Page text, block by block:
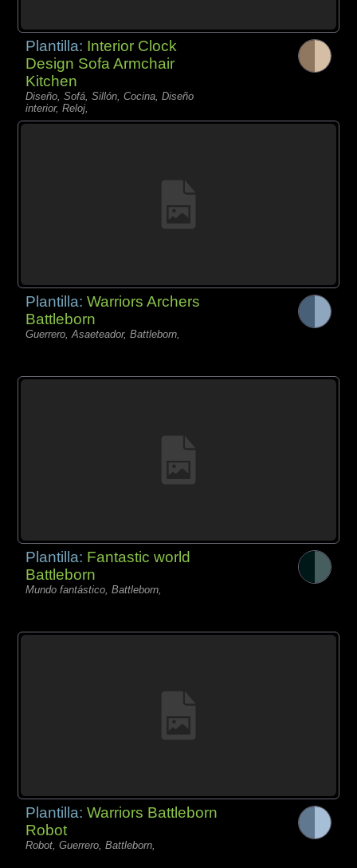
Plantilla: Interior Clock
Design Sofa Armchair
Kitchen
Diseño, Sofá, Sillón, Cocina, Diseño
interior, Reloj,
Plantilla:Warriors Archers
Battleborn
Guerrero, Asaeteador, Battleborn,
Plantilla: Fantastic world
Battleborn
Mundo fantástico, Battleborn,
Plantilla:Warriors Battleborn
Robot
Robot, Guerrero, Battleborn,